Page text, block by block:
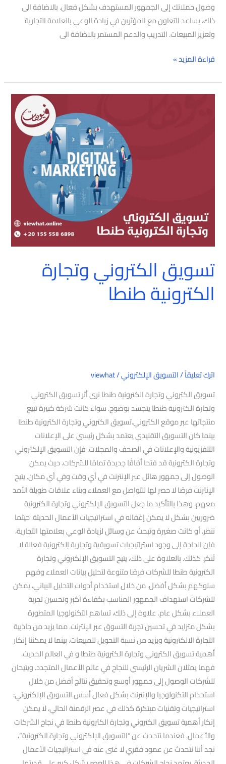
وصول حملاتك إلى الجمهور المستهدف بشكل فعال. بالاضافة الى
ذلك، يساعد التعاون مع المؤثرين في زيادة الوعي بالعلامة التجارية
وتعزيز المبيعات. التدريب والدعم المستمر بالاضافة الى
قراءة المزيد »
تسويق الكتروني وتجارة
الكترونية طنطا
اترك تعليقاً/التسويق الإلكتروني/
viewhat
تسويق الكتروني وتجارة الكترونية طنطا نرى أثر تسويق الكتروني
وتجارة الكترونية طنطا يتجسد بوضوح. سواء كانت شركة كبيرة تبيع
منتجاتها عبر موقع الكتروني.تسويق الكتروني وتجارة الكترونية طنطا
بينما كان التسويق التقليدي يعتمد بشكل رئيسي على الإعلانات
التلفزيونية والإعلانات في الصحف والمجلات. فإن التسويق الإلكتروني
وتجارة الكترونية قد فتحا أفاقًا جديدة تمامًا للشركات. حيث يمكن
الوصول إلى جمهور هائل عبر الإنترنت في أي وقت وفي أي مكان. يتيح
الإنترنت فرصًا لا حصر لها للتواصل مع العملاء وبناء علاقات طويلة الأمد
معهم، وهذا بالتأكيد ما جعل التسويق الإلكتروني وتجارة الكترونية
ضروريين بشكل لا يمكن إغفاله في استراتيجيات الأعمال الحديثة. حيثما
ننظر. أو كانت صغيرة وتبحث عن وسائل لزيادة الوعي بعلامتها التجارية،
فإن الحاجة إلى وجود استراتيجيات تسويقية وتجارية إلكترونية فعالة لا
تُنكر. كذلك. بالعلاوة على ذلك، يتيح التسويق الإلكتروني وتجارة
الكترونية طنطا للشركات فرصًا متنوعة لتحليل بيانات العملاء وفهم
سلوكهم بشكل أفضل. من خلال استخدام أدوات التحليل البياني، يمكن
للشركات استهداف الجمهور المناسب بكفاءة أكبر وتحسين تجربة
العملاء بشكل عام. علاوة إلى ذلك، تساهم التكنولوجيا المتطورة
بشكل متزايد في تحسين تجربة التسوق عبر الإنترنت. مما يزيد من جاذبية
التجارة الالكترونية ويزيد من نسبة التحويل للمبيعات. بينما لا يمكننا إنكار
أهمية تسويق الكتروني وتجارة الكترونية طنطا و في العالم الحديث.
فهما يمثلان الشريان الرئيسي للنجاح في عالم الأعمال المتجدد. ويتيحان
للشركات الوصول إلى جمهور أوسع وتحقيق نتائج أفضل من خلال
استخدام التكنولوجيا والإنترنت بشكل فعال أسس التسويق الإلكتروني:
استراتيجيات وتقنيات مبتكرة كذلك في عصر الرقمنة الحالي، لا يمكن
إنكار أهمية تسويق الكتروني وتجارة الكترونية طنطا في نجاح الشركات
والأعمال. فعندما نتحدث عن “التسويق الإلكتروني وتجارة الكترونية”،
نجد أننا نتحدث عن عمود فقري لا غنى عنه في استراتيجيات الأعمال